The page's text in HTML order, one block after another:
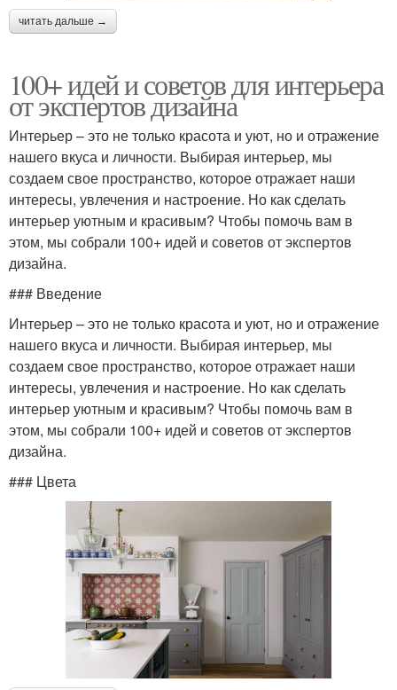
читать дальше →
100+ идей и советов для интерьера
от экспертов дизайна
Интерьер – это не только красота и уют, но и отражение
нашего вкуса и личности. Выбирая интерьер, мы
создаем свое пространство, которое отражает наши
интересы, увлечения и настроение. Но как сделать
интерьер уютным и красивым? Чтобы помочь вам в
этом, мы собрали 100+ идей и советов от экспертов
дизайна.
### Введение
Интерьер – это не только красота и уют, но и отражение
нашего вкуса и личности. Выбирая интерьер, мы
создаем свое пространство, которое отражает наши
интересы, увлечения и настроение. Но как сделать
интерьер уютным и красивым? Чтобы помочь вам в
этом, мы собрали 100+ идей и советов от экспертов
дизайна.
### Цвета